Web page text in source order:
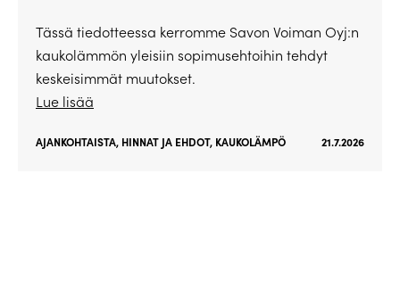
Tässä tiedotteessa kerromme Savon Voiman Oyj:n
kaukolämmön yleisiin sopimusehtoihin tehdyt
keskeisimmät muutokset.
Lue lisää
AJANKOHTAISTA, HINNAT JA EHDOT, KAUKOLÄMPÖ 21.7.2026